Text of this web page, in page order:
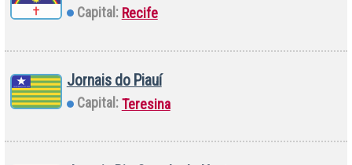
Capital: Recife
Jornais do Piauí
Capital:Teresina